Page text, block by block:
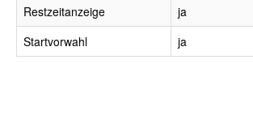
Restzeitanzeige
ja
Startvorwahl
ja